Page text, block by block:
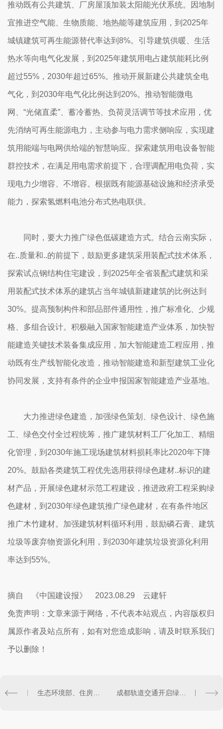
推动既有公共建筑、厂房屋顶加装太阳能光伏系统。因地制
宜推进空气能、生物质能、地热能等建筑应用，到2025年
城镇建筑可再生能源替代率达到8%。引导建筑供暖、生活
热水等向电气化发展，到2025年建筑用电占建筑能耗比例
超过55%，2030年超过65%。推动开展新建公共建筑全电
气化，到2030年电气化比例达到20%。推动智能微电
网、“光储直柔”、蓄冷蓄热、负荷灵活调节等技术应用，优
先消纳可再生能源电力，主动参与电力需求侧响应，实现建
筑用能端与电网供给端的智慧响应。探索建筑用电设备智能
群控技术，在满足用电需求前提下，合理调配用电负荷，实
现电力少增容、不增容。根据既有能源基础设施和经济承受
能力，探索氢燃料电池分布式热电联供。
同时，要大力推广绿色低碳建造方式。结合云南实际，
在..质量和..的前提下，鼓励更多建筑采用装配式技术体系，
探索试点钢结构住宅建设，到2025年全省装配式建筑和采
用装配式技术体系的建筑占当年城镇新建建筑的比例达到
30%。提高预制构件和部品部件通用性，推广标准化、少规
格、多组合设计。积极融入国家智能建造产业体系，加快智
能建造关键技术装备集成应用，加大智能建造工程应用，推
动既有生产线智能化改造，推动智能建造和新型建筑工业化
协同发展，支持有条件的企业申报国家智能建造产业基地。
大力推进绿色建造，加强绿色策划、绿色设计、绿色施
工、绿色交付全过程统筹，推广建筑材料工厂化加工、精细
化管理，到2030年施工现场建筑材料损耗率比2020年下降
20%。鼓励各类建筑工程优先选用获得绿色建材..标识的建
材产品，开展绿色建材示范工程建设，推进政府工程采购绿
色建材，到2030年绿色建筑推广绿色建材，在有条件地区
推广木竹建材。加强建筑材料循环利用，鼓励磷石膏、建筑
垃圾等废弃物资源化利用，到2030年建筑垃圾资源化利用
率达到55%。
摘自 《中国建设报》 2023.08.29 云建轩
免责声明：文章来源于网络，不代表本站观点，内容版权归
属原作者及站点所有，如有对您造成影响，请及时联系我们
予以删除！